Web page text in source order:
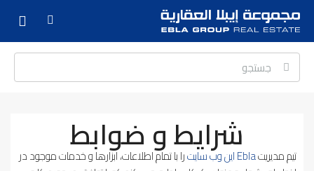
شرایط و ضوابط تیم مدیریتEbla این وب سایت
را با تمام اطلاعات، ابزارها و خدمات موجود در